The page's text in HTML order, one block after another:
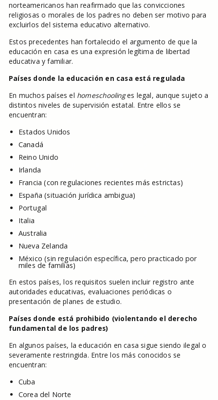
norteamericanos han reafirmado que las convicciones
religiosas o morales de los padres no deben ser motivo para
excluirlos del sistema educativo alternativo.
Estos precedentes han fortalecido el argumento de que la
educación en casa es una expresión legítima de libertad
educativa y familiar.
Países donde la educación en casa está regulada
En muchos países el homeschoolinges legal, aunque sujeto a
distintos niveles de supervisión estatal. Entre ellos se
encuentran:
Estados Unidos
Canadá
Reino Unido
Irlanda
Francia (con regulaciones recientes más estrictas)
España (situación jurídica ambigua)
Portugal
Italia
Australia
Nueva Zelanda
México (sin regulación específica, pero practicado por
miles de familias)
En estos países, los requisitos suelen incluir registro ante
autoridades educativas, evaluaciones periódicas o
presentación de planes de estudio.
Países donde está prohibido (violentando el derecho
fundamental de los padres)
En algunos países, la educación en casa sigue siendo ilegal o
severamente restringida. Entre los más conocidos se
encuentran:
Cuba
Corea del Norte